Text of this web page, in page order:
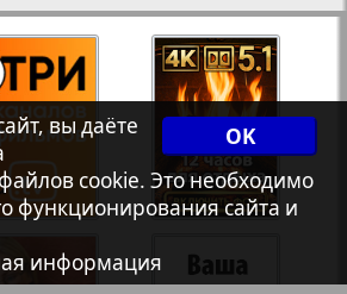
OK
вы даёте
cookie. Это необходимо
функционирования сайта и
информация